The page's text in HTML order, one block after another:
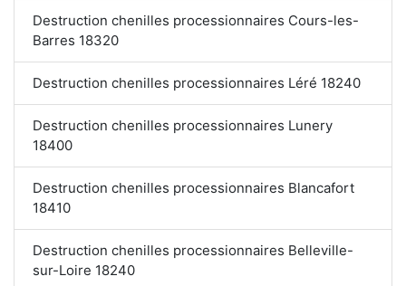
Destruction chenilles processionnaires Cours-les-
Barres 18320
Destruction chenilles processionnaires Léré 18240
Destruction chenilles processionnaires Lunery
18400
Destruction chenilles processionnaires Blancafort
18410
Destruction chenilles processionnaires Belleville-
sur-Loire 18240